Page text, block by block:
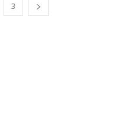
3